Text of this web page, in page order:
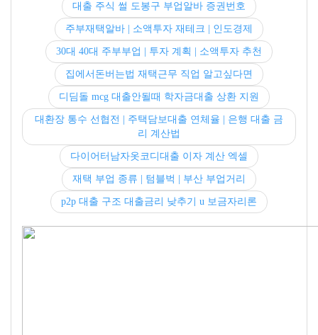
대출 주식 썰 도봉구 부업알바 증권번호
주부재택알바 | 소액투자 재테크 | 인도경제
30대 40대 주부부업 | 투자 계획 | 소액투자 추천
집에서돈버는법 재택근무 직업 알고싶다면
디딤돌 mcg 대출안될때 학자금대출 상환 지원
대환장 통수 선협전 | 주택담보대출 연체율 | 은행 대출 금
리 계산법
다이어터남자옷코디대출 이자 계산 엑셀
재택 부업 종류 | 텀블벅 | 부산 부업거리
p2p 대출 구조 대출금리 낮추기 u 보금자리론